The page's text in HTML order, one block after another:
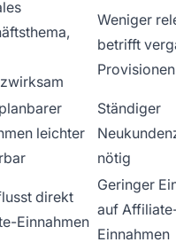
Weniger
betrifft
leichter
Ständiger
nötig
direkt
Einnahmen
Geringer
auf
Einnahmen